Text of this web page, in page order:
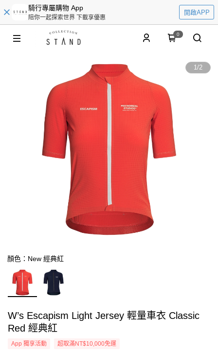
騎行專屬購物 App
陪你一起探索世界 下載享優惠
開啟APP
0
1/2
顏色：New 經典紅
W’s Escapism Light Jersey 輕量車衣 Classic
Red 經典紅
App 獨享活動 超取滿NT$10,000免運